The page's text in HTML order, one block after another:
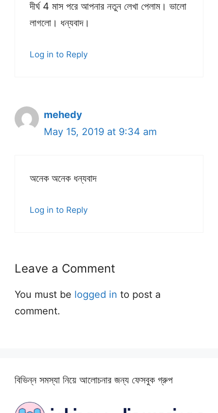
দীর্ঘ 4 মাস পরে আপনার নতুন লেখা পেলাম। ভালো
লাগলো। ধন্যবাদ।
Log in to Reply
mehedy
May 15, 2019 at 9:34 am
অনেক অনেক ধন্যবাদ
Log in to Reply
Leave a Comment
You must be logged in to post a
comment.
বিভিন্ন সমস্যা নিয়ে আলোচনার জন্য ফেসবুক গ্রুপ